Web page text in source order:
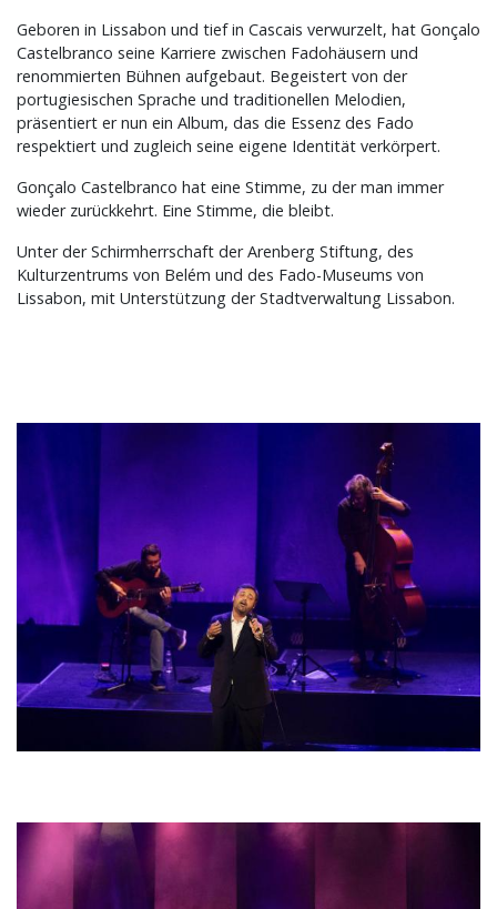
Geboren in Lissabon und tief in Cascais verwurzelt, hat Gonçalo
Castelbranco seine Karriere zwischen Fadohäusern und
renommierten Bühnen aufgebaut. Begeistert von der
portugiesischen Sprache und traditionellen Melodien,
präsentiert er nun ein Album, das die Essenz des Fado
respektiert und zugleich seine eigene Identität verkörpert.
Gonçalo Castelbranco hat eine Stimme, zu der man immer
wieder zurückkehrt. Eine Stimme, die bleibt.
Unter der Schirmherrschaft der Arenberg Stiftung, des
Kulturzentrums von Belém und des Fado-Museums von
Lissabon, mit Unterstützung der Stadtverwaltung Lissabon.